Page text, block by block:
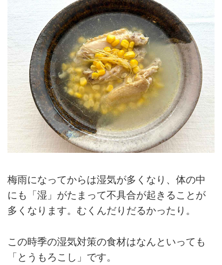
梅雨になってからは湿気が多くなり、体の中
にも「湿」がたまって不具合が起きることが
多くなります。むくんだりだるかったり。
この時季の湿気対策の食材はなんといっても
「とうもろこし」です。